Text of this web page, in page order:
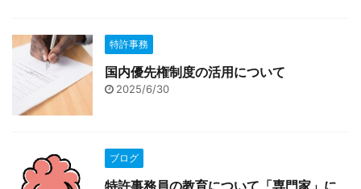
特許事務
国内優先権制度の活用について
2025/6/30
ブログ